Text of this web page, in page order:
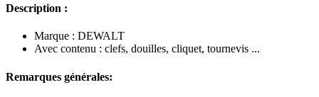
Description :
Marque : DEWALT
Avec contenu : clefs, douilles, cliquet, tournevis ...
Remarques générales: